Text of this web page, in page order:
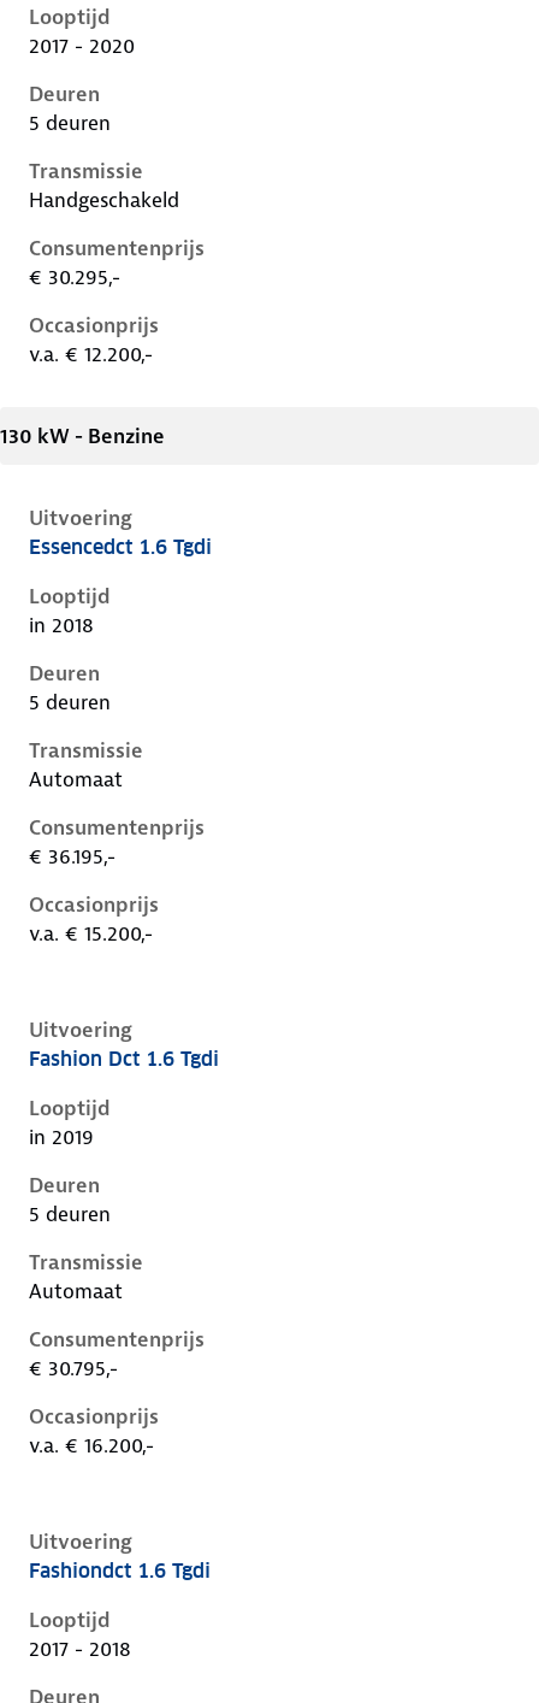
Looptijd
2017 - 2020
Deuren
5 deuren
Transmissie
Handgeschakeld
Consumentenprijs
€ 30.295,-
Occasionprijs
v.a. € 12.200,-
130 kW - Benzine
Uitvoering
Hyundai Kona i, 1.6 tgdi, 130 kW, Benzine, 5 deuren
Essencedct 1.6 Tgdi
Looptijd
in 2018
Deuren
5 deuren
Transmissie
Automaat
Consumentenprijs
€ 36.195,-
Occasionprijs
v.a. € 15.200,-
Uitvoering
Hyundai Kona i, 1.6 tgdi, 130 kW, Benzine, 5 deuren
Fashion Dct 1.6 Tgdi
Looptijd
in 2019
Deuren
5 deuren
Transmissie
Automaat
Consumentenprijs
€ 30.795,-
Occasionprijs
v.a. € 16.200,-
Uitvoering
Hyundai Kona i, 1.6 tgdi, 130 kW, Benzine, 5 deuren
Fashiondct 1.6 Tgdi
Looptijd
2017 - 2018
Deuren